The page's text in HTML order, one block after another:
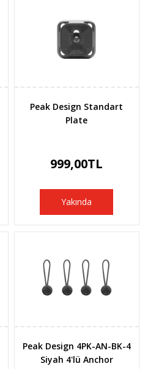
Peak Design Standart
Plate
999,00TL
Yakında
Peak Design 4PK-AN-BK-4
Siyah 4'lü Anchor